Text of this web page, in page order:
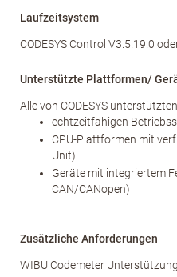
Laufzeitsystem
CODESYS Control V3.5.19.0
Unterstützte Plattformen/
Alle von CODESYS unterstützten
echtzeitfähigen
CPU-Plattformen mit
Unit)
Geräte mit integriertem
CAN/CANopen)
Zusätzliche Anforderungen
WIBU Codemeter Unterstützung